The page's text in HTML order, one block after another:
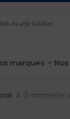
le sous-menu
marques voir
E-commerce :